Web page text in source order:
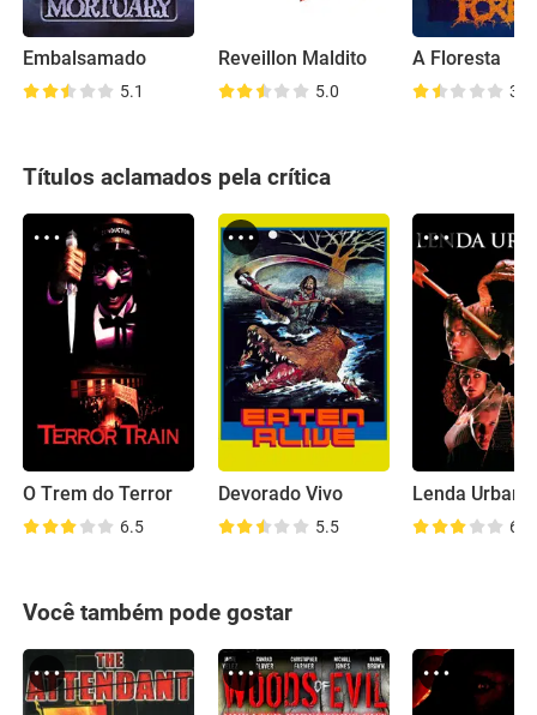
Embalsamado
5.1
Reveillon Maldito
5.0
A Floresta
3.9
Títulos aclamados pela crítica
O Trem do Terror
6.5
Devorado Vivo
5.5
Lenda Urbana
6.2
Você também pode gostar